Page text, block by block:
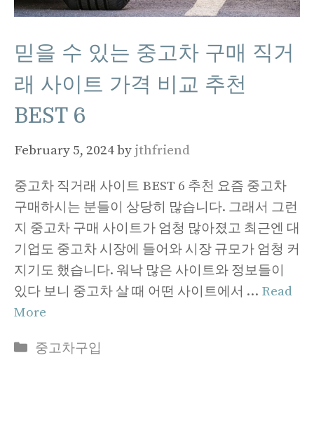
믿을 수 있는 중고차 구매 직거
래 사이트 가격 비교 추천
BEST 6
February 5, 2024by jthfriend
중고차 직거래 사이트 BEST 6 추천 요즘 중고차
구매하시는 분들이 상당히 많습니다. 그래서 그런
지 중고차 구매 사이트가 엄청 많아졌고 최근엔 대
기업도 중고차 시장에 들어와 시장 규모가 엄청 커
지기도 했습니다. 워낙 많은 사이트와 정보들이
있다 보니 중고차 살 때 어떤 사이트에서 … Read
More
Categories
중고차구입